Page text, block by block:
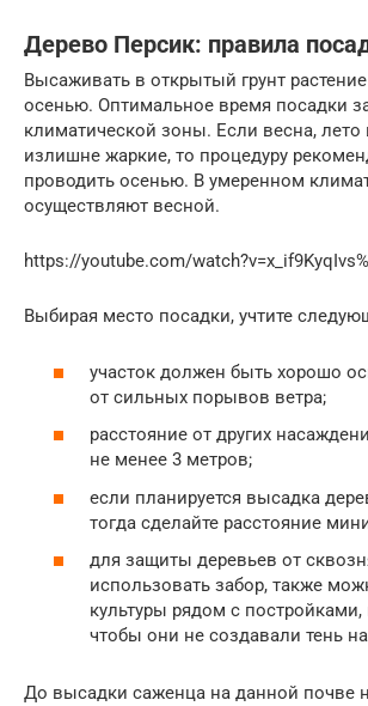
Дерево Персик: правила
Высаживать в открытый грунт
осенью. Оптимальное время посадки
климатической зоны. Если весна, лето
излишне жаркие, то процедуру
проводить осенью. В умеренном
осуществляют весной.
https://youtube.com/
Выбирая место посадки, учтите
участок должен быть хорошо
от сильных порывов ветра;
расстояние от других
не менее 3 метров;
если планируется высадка
тогда сделайте расстояние
для защиты деревьев от
использовать забор, также
культуры рядом с постройками,
чтобы они не создавали тень
До высадки саженца на данной почве